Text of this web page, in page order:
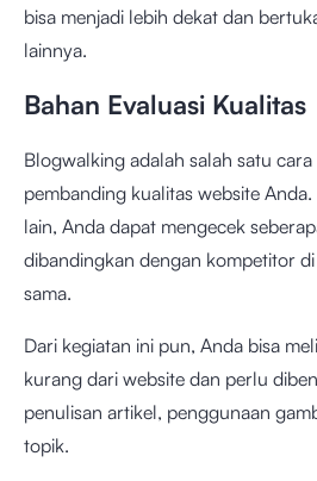
bisa menjadi lebih dekat dan
lainnya.
Bahan Evaluasi Kualitas
Blogwalking adalah salah satu
pembanding kualitas website
lain, Anda dapat mengecek
dibandingkan dengan kompetitor di
sama.
Dari kegiatan ini pun, Anda bisa
kurang dari website dan perlu
penulisan artikel, penggunaan
topik.